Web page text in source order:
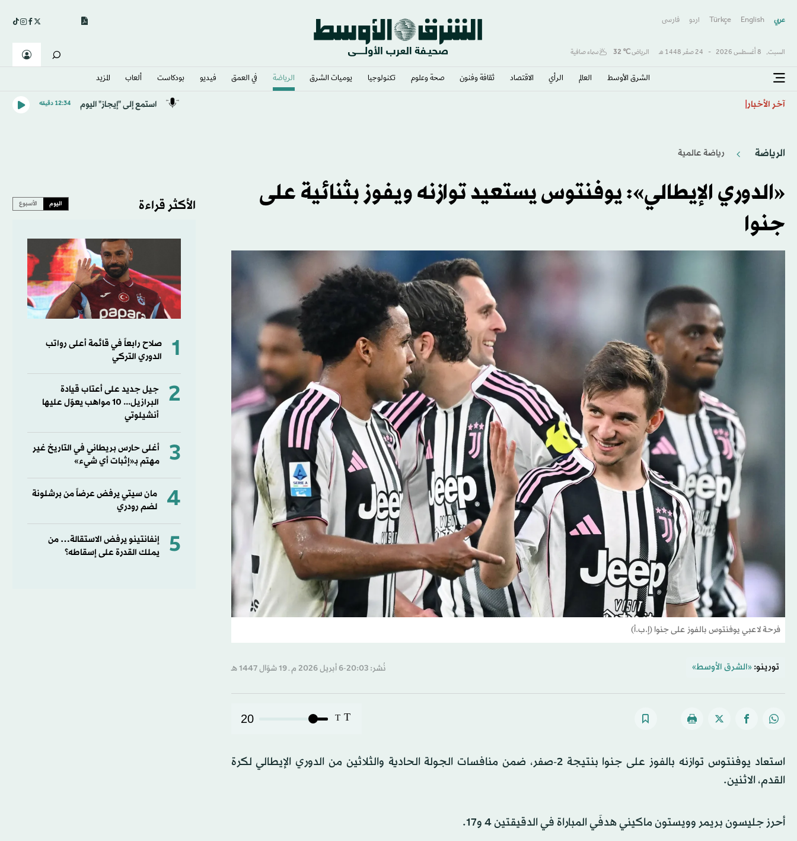
عربي English
Türkçe اردو فارسى
السبت, 8 أغسطس 2026 - 24 صفَر 1448 هـ الرياض℃
32 سماء صافية
الشرق الأوسط​ العالم الرأي الاقتصاد ثقافة وفنون صحة وعلوم تكنولوجيا يوميات الشرق​ الرياضة في العمق فيديو بودكاست ألعاب المزيد
آخر الأخبار استمع إلى "إيجاز" اليوم 12:34 دقيقه
الرياضة رياضة عالمية
«الدوري الإيطالي»: يوفنتوس يستعيد توازنه ويفوز بثنائية على
جنوا
فرحة لاعبي يوفنتوس بالفوز على جنوا (إ.ب.أ)
تورينو: «الشرق الأوسط» نُشر: 20:03-6 أبريل 2026 م ـ 19 شوّال 1447 هـ
T
T
20
استعاد يوفنتوس توازنه بالفوز على جنوا بنتيجة 2-صفر، ضمن منافسات الجولة الحادية والثلاثين من الدوري الإيطالي لكرة
القدم، الاثنين.
أحرز جليسون بريمر وويستون ماكيني هدفَي المباراة في الدقيقتين 4 و17.
الأكثر قراءة اليوم الأسبوع
1
صلاح رابعاً في قائمة أعلى رواتب
الدوري التركي
2
جيل جديد على أعتاب قيادة
البرازيل... 10 مواهب يعوّل عليها
أنشيلوتي
3
أغلى حارس بريطاني في التاريخ غير
مهتم بـ«إثبات أي شيء»
4
مان سيتي يرفض عرضاً من برشلونة
لضم رودري
5
إنفانتينو يرفض الاستقالة… من
يملك القدرة على إسقاطه؟